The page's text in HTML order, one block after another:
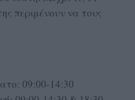
περιμένουν να τους
09:00-14:30